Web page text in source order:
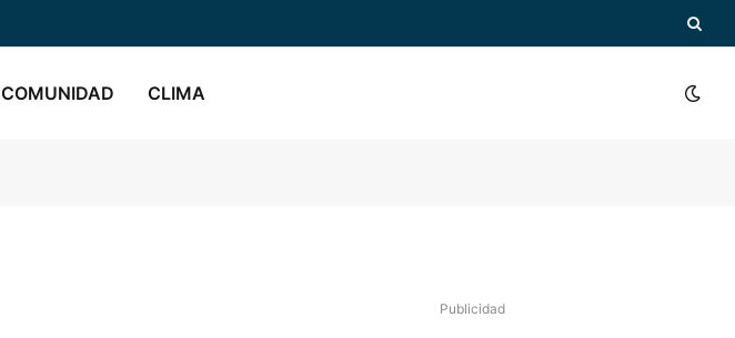
COMUNIDAD CLIMA
Publicidad